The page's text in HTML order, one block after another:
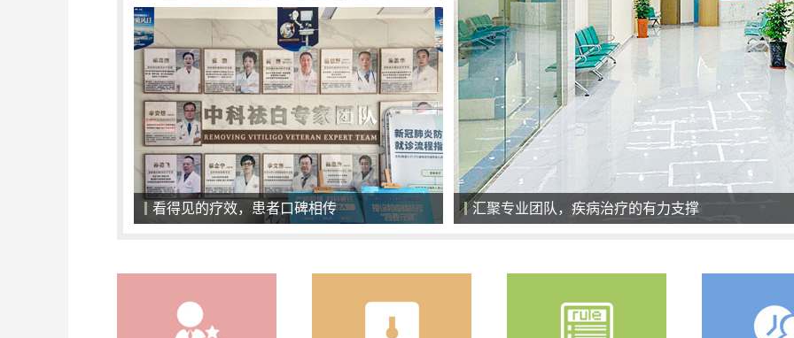
一对一面诊，精准化治疗 全天候导医服务，细心、耐心、责任心